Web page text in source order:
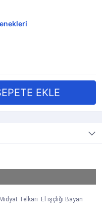
Telkari El işçliği Bayan